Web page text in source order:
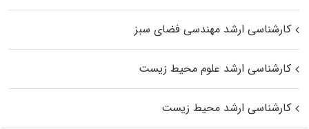
کارشناسی ارشد مهندسی فضای سبز
کارشناسی ارشد علوم محیط‌ زیست
کارشناسی ارشد محیط زیست